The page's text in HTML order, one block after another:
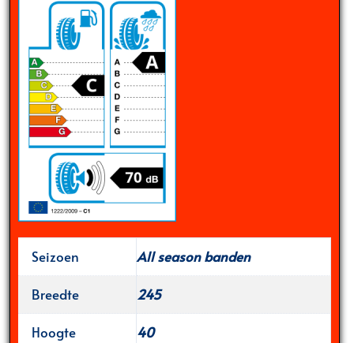
Seizoen
All season banden
Breedte
245
Hoogte
40